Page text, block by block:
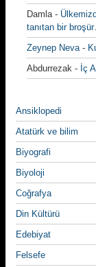
Damla-
tanıtan bir
Zeynep Neva-
Abdurrezak - İç
Ansiklopedi
Atatürk ve bilim
Biyografi
Biyoloji
Coğrafya
Din Kültürü
Edebiyat
Felsefe